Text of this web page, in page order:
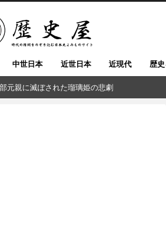
中世日本 近世日本 近現代 歴
元親に滅ぼされた瑠璃姫の悲劇